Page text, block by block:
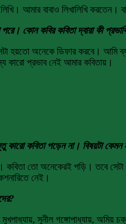
আমার বাবাও লিখালিখি করতেন।
কোন কবির কবিতা দ্বারা কী
হয়তো অনেকে ডিফার করবে। আমি
কারো প্রভাব নেই আমার কবিতায়।
কবিতা পড়েন না। বিষয়টা কেমন
কবিতা তো অনেকেরই পড়ি। তবে
নেই।
মুখপাধ্যায়, সুনীল গঙ্গোপাধ্যায়, অমিয়